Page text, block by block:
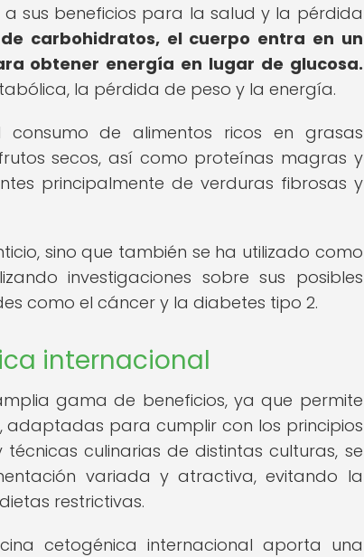
sus beneficios para la salud y la pérdida
carbohidratos, el cuerpo entra en un
obtener energía en lugar de glucosa.
la pérdida de peso y la energía.
de alimentos ricos en grasas
secos, así como proteínas magras y
principalmente de verduras fibrosas y
sino que también se ha utilizado como
investigaciones sobre sus posibles
como el cáncer y la diabetes tipo 2.
internacional
gama de beneficios, ya que permite
para cumplir con los principios
culinarias de distintas culturas, se
variada y atractiva, evitando la
restrictivas.
cetogénica internacional aporta una